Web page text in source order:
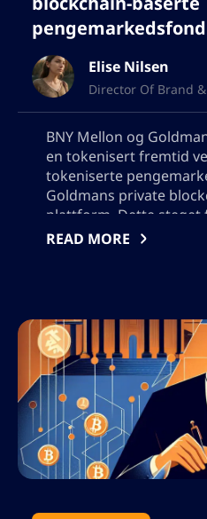
Elise Nilsen
Director Of Brand
BNY Mellon og
en tokenisert fremtid
tokeniserte
Goldmans private
plattform. Dette steget
finansselskaper
del i denne
som fremgang mot
en fremtid der
kryptoegenskaper.
noen anførselstegn,
utdataene i json, så
bryte json-formatet.
READ MORE